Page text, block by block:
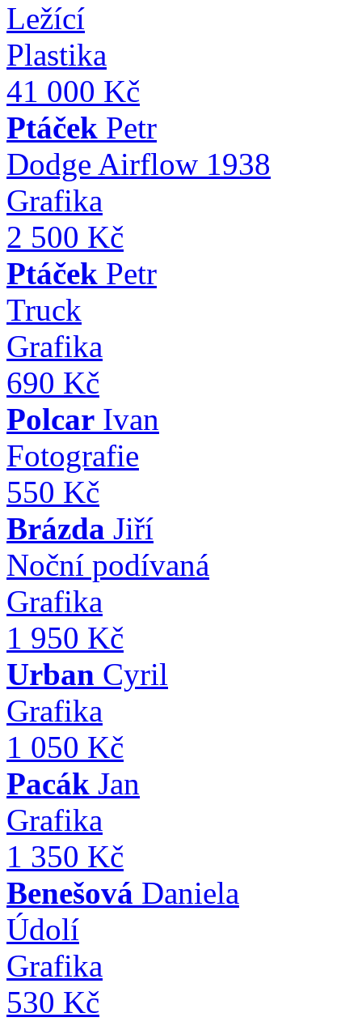
Ležící
Plastika
41 000 Kč
Ptáček Petr
Dodge Airflow 1938
Grafika
2 500 Kč
Ptáček Petr
Truck
Grafika
690 Kč
Polcar Ivan
Fotografie
550 Kč
Brázda Jiří
Noční podívaná
Grafika
1 950 Kč
Urban Cyril
Grafika
1 050 Kč
Pacák Jan
Grafika
1 350 Kč
Benešová Daniela
Údolí
Grafika
530 Kč